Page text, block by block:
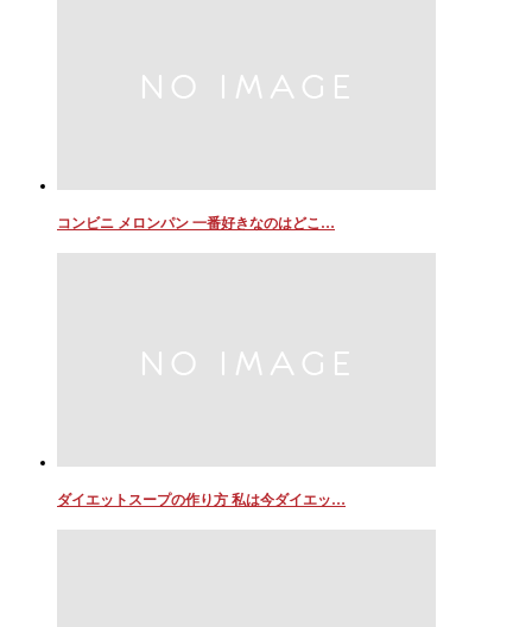
コンビニ メロンパン 一番好きなのはどこ…
ダイエットスープの作り方 私は今ダイエッ…